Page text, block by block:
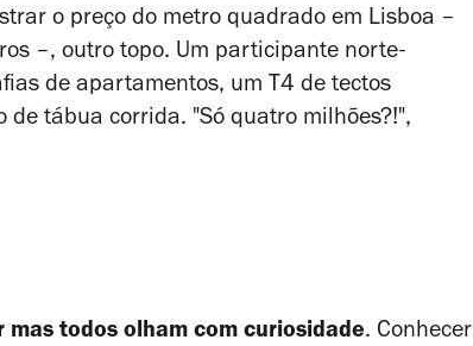
o preço do metro quadrado em Lisboa –
–, outro topo. Um participante norte-
de apartamentos, um T4 de tectos
tábua corrida. "Só quatro milhões?!",
mas todos olham com curiosidade. Conhecer